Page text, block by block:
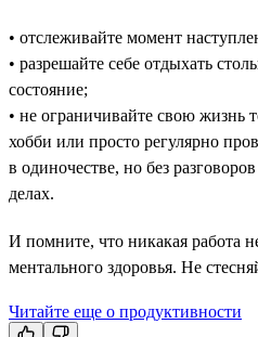
• отслеживайте момент
• разрешайте себе отдыхать
состояние;
• не ограничивайте свою жизнь
хобби или просто регулярно
в одиночестве, но без
делах.
И помните, что никакая работа
ментального здоровья. Не
Читайте еще о продуктивности